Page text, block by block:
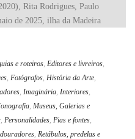
e roteiros, Editores e livreiros,
, Fotógrafos, História da Arte,
, Imaginária, Interiores,
, Museus, Galerias e
, Personalidades, Pias e fontes,
, Retábulos, predelas e